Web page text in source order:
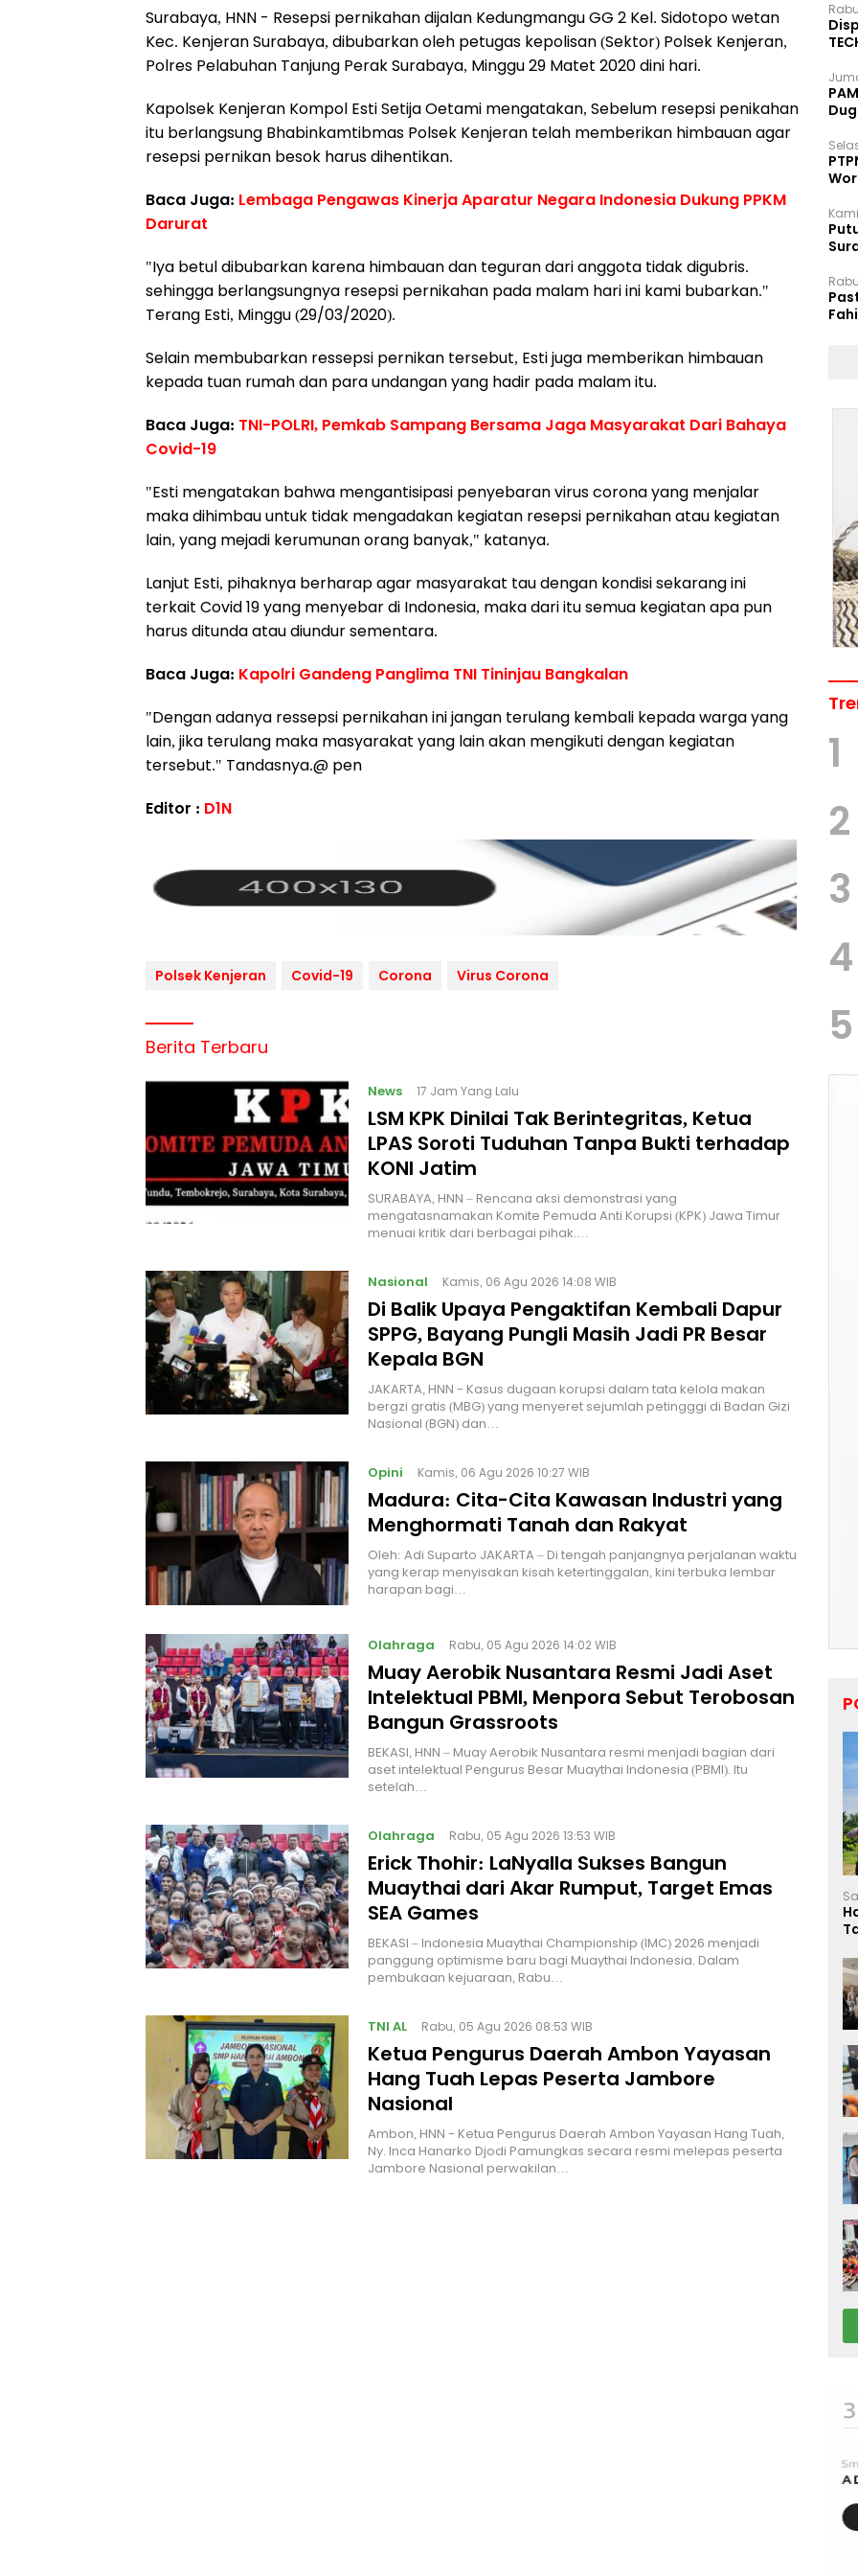
Surabaya, HNN - Resepsi pernikahan dijalan Kedungmangu GG 2 Kel. Sidotopo wetan
Kec. Kenjeran Surabaya, dibubarkan oleh petugas kepolisan (Sektor) Polsek Kenjeran,
Polres Pelabuhan Tanjung Perak Surabaya, Minggu 29 Matet 2020 dini hari.
Kapolsek Kenjeran Kompol Esti Setija Oetami mengatakan, Sebelum resepsi penikahan
itu berlangsung Bhabinkamtibmas Polsek Kenjeran telah memberikan himbauan agar
resepsi pernikan besok harus dihentikan.
Baca Juga: Lembaga Pengawas Kinerja Aparatur Negara Indonesia Dukung PPKM
Darurat
"Iya betul dibubarkan karena himbauan dan teguran dari anggota tidak digubris.
sehingga berlangsungnya resepsi pernikahan pada malam hari ini kami bubarkan."
Terang Esti, Minggu (29/03/2020).
Selain membubarkan ressepsi pernikan tersebut, Esti juga memberikan himbauan
kepada tuan rumah dan para undangan yang hadir pada malam itu.
Baca Juga: TNI-POLRI, Pemkab Sampang Bersama Jaga Masyarakat Dari Bahaya
Covid-19
"Esti mengatakan bahwa mengantisipasi penyebaran virus corona yang menjalar
maka dihimbau untuk tidak mengadakan kegiatan resepsi pernikahan atau kegiatan
lain, yang mejadi kerumunan orang banyak," katanya.
Lanjut Esti, pihaknya berharap agar masyarakat tau dengan kondisi sekarang ini
terkait Covid 19 yang menyebar di Indonesia, maka dari itu semua kegiatan apa pun
harus ditunda atau diundur sementara.
Baca Juga: Kapolri Gandeng Panglima TNI Tininjau Bangkalan
"Dengan adanya ressepsi pernikahan ini jangan terulang kembali kepada warga yang
lain, jika terulang maka masyarakat yang lain akan mengikuti dengan kegiatan
tersebut." Tandasnya.@ pen
Editor : D1N
Polsek Kenjeran Covid-19 Corona Virus Corona
Berita Terbaru
News 17 Jam Yang Lalu
LSM KPK Dinilai Tak Berintegritas, Ketua
LPAS Soroti Tuduhan Tanpa Bukti terhadap
KONI Jatim
SURABAYA, HNN – Rencana aksi demonstrasi yang
mengatasnamakan Komite Pemuda Anti Korupsi (KPK) Jawa Timur
menuai kritik dari berbagai pihak.…
Nasional Kamis, 06 Agu 2026 14:08 WIB
Di Balik Upaya Pengaktifan Kembali Dapur
SPPG, Bayang Pungli Masih Jadi PR Besar
Kepala BGN
JAKARTA, HNN - Kasus dugaan korupsi dalam tata kelola makan
bergzi gratis (MBG) yang menyeret sejumlah petingggi di Badan Gizi
Nasional (BGN) dan…
Opini Kamis, 06 Agu 2026 10:27 WIB
Madura: Cita-Cita Kawasan Industri yang
Menghormati Tanah dan Rakyat
Oleh: Adi Suparto JAKARTA – Di tengah panjangnya perjalanan waktu
yang kerap menyisakan kisah ketertinggalan, kini terbuka lembar
harapan bagi…
Olahraga Rabu, 05 Agu 2026 14:02 WIB
Muay Aerobik Nusantara Resmi Jadi Aset
Intelektual PBMI, Menpora Sebut Terobosan
Bangun Grassroots
BEKASI, HNN – Muay Aerobik Nusantara resmi menjadi bagian dari
aset intelektual Pengurus Besar Muaythai Indonesia (PBMI). Itu
setelah…
Olahraga Rabu, 05 Agu 2026 13:53 WIB
Erick Thohir: LaNyalla Sukses Bangun
Muaythai dari Akar Rumput, Target Emas
SEA Games
BEKASI – Indonesia Muaythai Championship (IMC) 2026 menjadi
panggung optimisme baru bagi Muaythai Indonesia. Dalam
pembukaan kejuaraan, Rabu…
TNI AL Rabu, 05 Agu 2026 08:53 WIB
Ketua Pengurus Daerah Ambon Yayasan
Hang Tuah Lepas Peserta Jambore
Nasional
Ambon, HNN - Ketua Pengurus Daerah Ambon Yayasan Hang Tuah,
Ny. Inca Hanarko Djodi Pamungkas secara resmi melepas peserta
Jambore Nasional perwakilan…
1
2
3
4
5